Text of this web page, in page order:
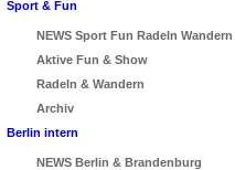
Sport & Fun
NEWS Sport Fun Radeln Wandern
Aktive Fun & Show
Radeln & Wandern
Archiv
Berlin intern
NEWS Berlin & Brandenburg